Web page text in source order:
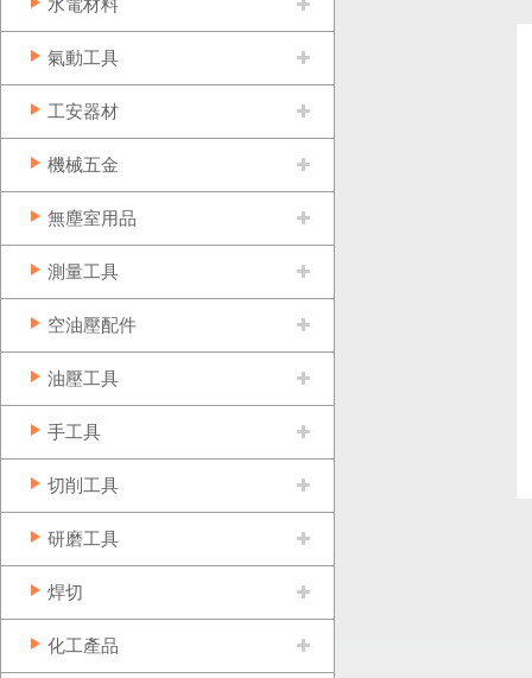
水電材料
氣動工具
工安器材
機械五金
無塵室用品
測量工具
空油壓配件
油壓工具
手工具
切削工具
研磨工具
焊切
化工產品